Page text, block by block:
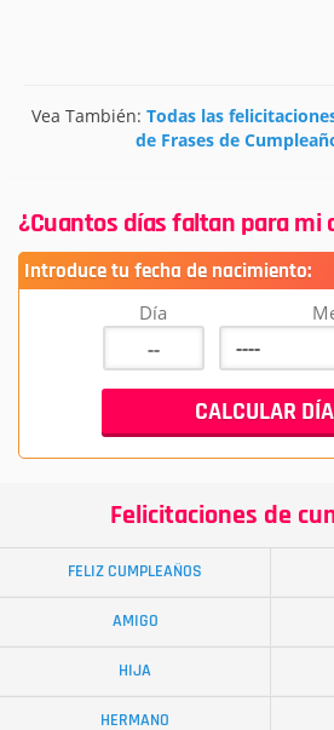
Vea También: Todas las
de Frases de
¿Cuantos días faltan para mi
Introduce tu fecha de nacimiento:
Día
Felicitaciones de
FELIZ CUMPLEAÑOS
AMIGO
HIJA
HERMANO